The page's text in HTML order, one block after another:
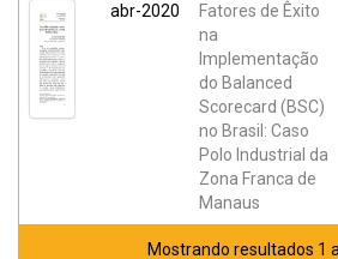
abr-2020
Fatores de Êxito
na
Implementação
do Balanced
Scorecard (BSC)
no Brasil: Caso
Polo Industrial da
Zona Franca de
Manaus
Mostrando resultados 1